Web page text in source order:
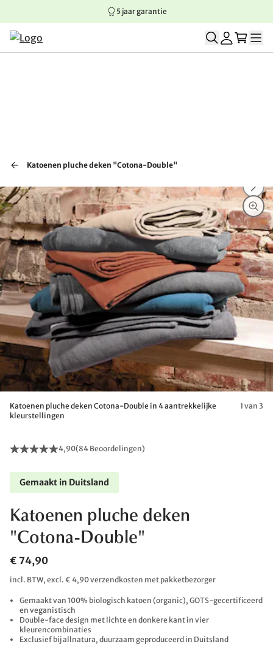
Springen naar hoofdinhoud
Springen naar hoofdnavigatie
Springen naar voettekst
5 jaar garantie
Katoenen pluche deken "Cotona-Double"
Katoenen pluche deken Cotona-Double in 4 aantrekkelijke
kleurstellingen
1 van 3
4,90(84 Beoordelingen)
Gemaakt in Duitsland
Katoenen pluche deken
"Cotona-Double"
€ 74,90
incl. BTW, excl. € 4,90 verzendkosten met pakketbezorger
Gemaakt van 100% biologisch katoen (organic), GOTS-gecertificeerd
en veganistisch
Double-face design met lichte en donkere kant in vier
kleurencombinaties
Exclusief bij allnatura, duurzaam geproduceerd in Duitsland